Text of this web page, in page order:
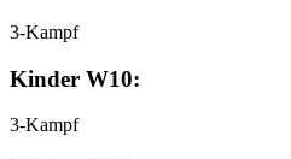
3-Kampf
Kinder W10:
3-Kampf